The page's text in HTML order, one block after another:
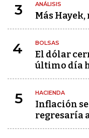
3 ANÁLISIS
Más
4 BOLSAS
El dólar
último día
5 HACIENDA
Inflación
regresaría